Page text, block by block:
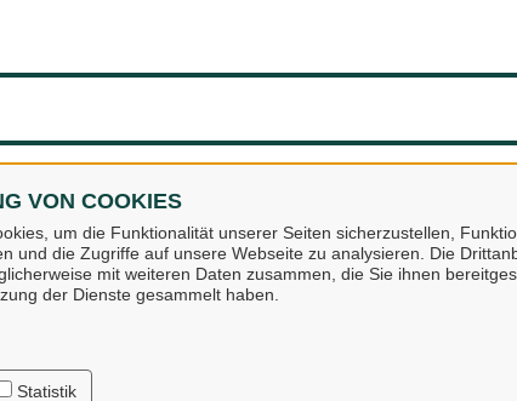
VON COOKIES
um die Funktionalität unserer Seiten sicherzustellen,
und die Zugriffe auf unsere Webseite zu analysieren. Die
mit weiteren Daten zusammen, die Sie ihnen
der Dienste gesammelt haben.
Statistik